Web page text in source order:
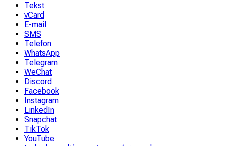
Tekst
vCard
E-mail
SMS
Telefon
WhatsApp
Telegram
WeChat
Discord
Facebook
Instagram
LinkedIn
Snapchat
TikTok
YouTube